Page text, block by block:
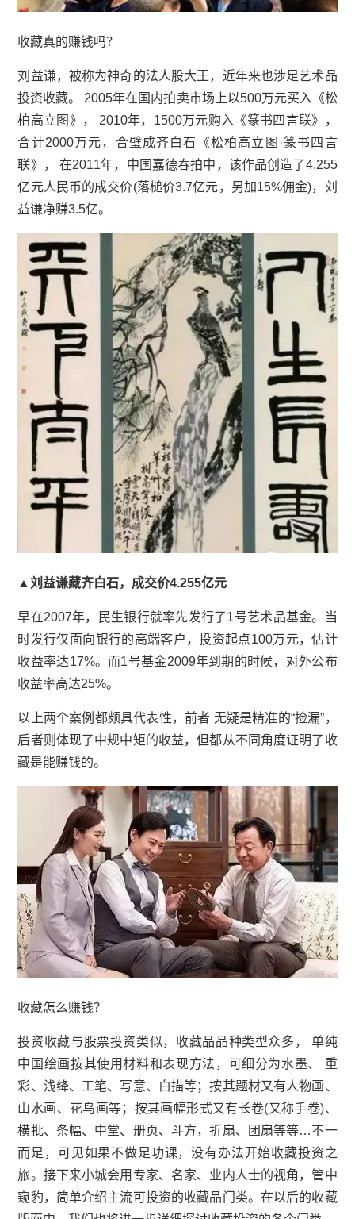
收藏真的赚钱吗？
刘益谦，被称为神奇的法人股大王，近年来也涉足艺术品
投资收藏。 2005年在国内拍卖市场上以500万元买入《松
柏高立图》， 2010年，1500万元购入《篆书四言联》，
合计2000万元，合璧成齐白石《松柏高立图·篆书四言
联》， 在2011年，中国嘉德春拍中，该作品创造了4.255
亿元人民币的成交价(落槌价3.7亿元，另加15%佣金)，刘
益谦净赚3.5亿。
▲刘益谦藏齐白石，成交价4.255亿元
早在2007年， 民生银行就率先发行了1号艺术品基金。当
时发行仅面向银行的高端客户，投资起点100万元，估计
收益率达17%。而1号基金2009年到期的时候，对外公布
收益率高达25%。
以上两个案例都颇具代表性，前者 无疑是精准的“捡漏”，
后者则体现了中规中矩的收益，但都从不同角度证明了收
藏是能赚钱的。
收藏怎么赚钱？
投资收藏与股票投资类似，收藏品品种类型众多， 单纯
中国绘画按其使用材料和表现方法，可细分为水墨、 重
彩、 浅绛、 工笔、写意、白描等；按其题材又有人物画、
山水画、花鸟画等；按其画幅形式又有长卷(又称手卷)、
横批、条幅、中堂、册页、斗方，折扇、团扇等等…不一
而足，可见如果不做足功课，没有办法开始收藏投资之
旅。接下来小城会用专家、名家、业内人士的视角，管中
窥豹，简单介绍主流可投资的收藏品门类。在以后的收藏